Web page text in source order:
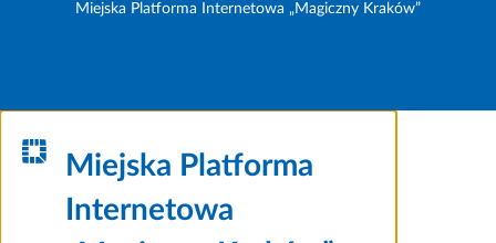
Miejska Platforma Internetowa „Magiczny Kraków”
Miejska Platforma
Internetowa